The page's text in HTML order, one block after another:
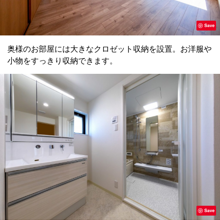
Save
奥様のお部屋には大きなクロゼット収納を設置。お洋服や
小物をすっきり収納できます。
Save